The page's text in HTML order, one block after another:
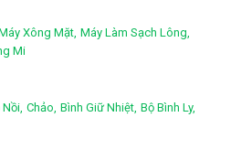
Xông Mặt, Máy Làm Sạch Lông,
Mi
Chảo, Bình Giữ Nhiệt, Bộ Bình Ly,